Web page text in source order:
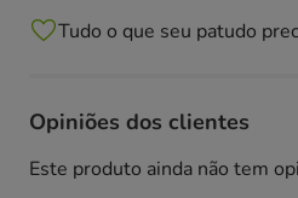
Tudo o que seu patudo
Opiniões dos clientes
Este produto ainda não tem